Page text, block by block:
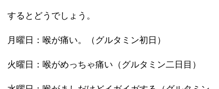
するとどうでしょう。
月曜日：喉が痛い。（グルタミン初日）
火曜日：喉がめっちゃ痛い（グルタミン二日目）